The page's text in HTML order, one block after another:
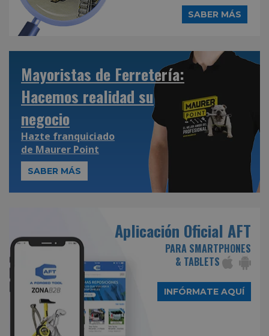
SABER MÁS
Mayoristas de Ferretería:
Hacemos realidad su
negocio
Hazte franquiciado
de Maurer Point
SABER MÁS
Aplicación Oficial AFT
PARA SMARTPHONES
& TABLETS
INFÓRMATE AQUÍ